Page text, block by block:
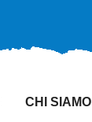
CHI SIAMO